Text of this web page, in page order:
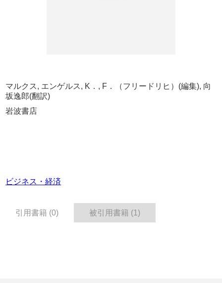
マルクス, エンゲルス, K．, F．（フリードリヒ）(編集), 向
坂逸郎(翻訳)
岩波書店
ビジネス・経済
引用書籍 (0) 被引用書籍 (1)